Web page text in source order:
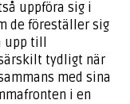
uppföra sig i
de föreställer sig
upp till
tydligt när
med sina
i en